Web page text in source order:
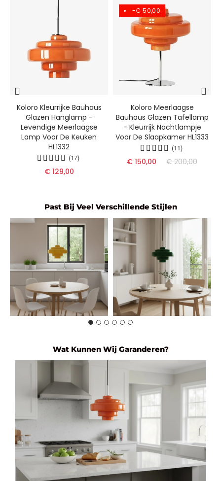
Koloro Kleurrijke Bauhaus
Glazen Hanglamp -
Levendige Meerlaagse
Lamp Voor De Keuken
HL1332
(17)
€ 129,00
-€ 50,00
Koloro Meerlaagse
Bauhaus Glazen Tafellamp
- Kleurrijk Nachtlampje
Voor De Slaapkamer HL1333
(11)
€ 150,00 € 200,00
Past Bij Veel Verschillende Stijlen
Wat Kunnen Wij Garanderen?